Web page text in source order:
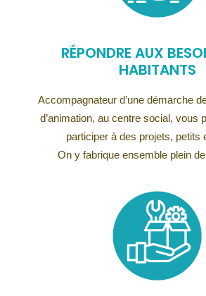
RÉPONDRE AUX
HABITANTS
Accompagnateur d’une démarche
d’animation, au centre social, vous
participer à des projets, petits
On y fabrique ensemble plein